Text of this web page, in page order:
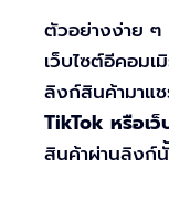
ตัวอย่างง่าย
เว็บไซต์อีคอมเ
ลิงก์สินค้ามาแ
TikTok หรือเ
สินค้าผ่านลิงก์